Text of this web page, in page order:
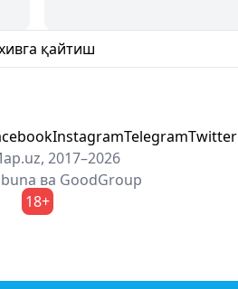
қайтиш
InstagramTelegramTwitter
2017–2026
ва GoodGroup
18+